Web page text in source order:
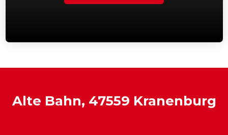
Alte Bahn, 47559 Kranenburg